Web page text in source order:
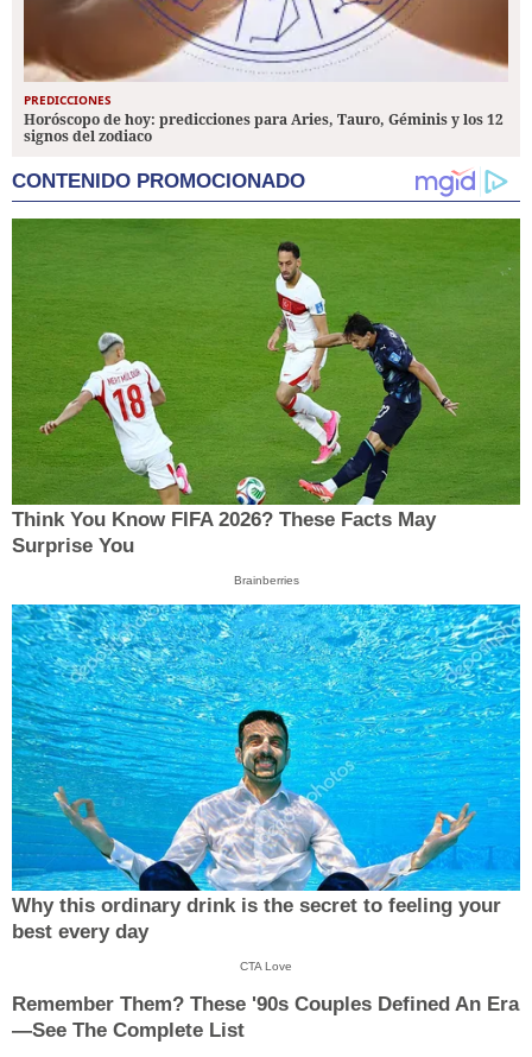
PREDICCIONES
Horóscopo de hoy: predicciones para Aries, Tauro, Géminis y los 12
signos del zodiaco
CONTENIDO PROMOCIONADO
Think You Know FIFA 2026? These Facts May
Surprise You
Brainberries
Why this ordinary drink is the secret to feeling your
best every day
CTA Love
Remember Them? These '90s Couples Defined An Era
—See The Complete List